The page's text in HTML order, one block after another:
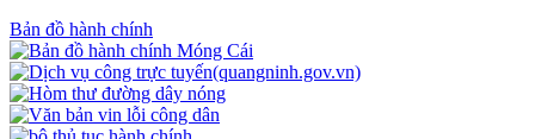
Bản đồ hành chính